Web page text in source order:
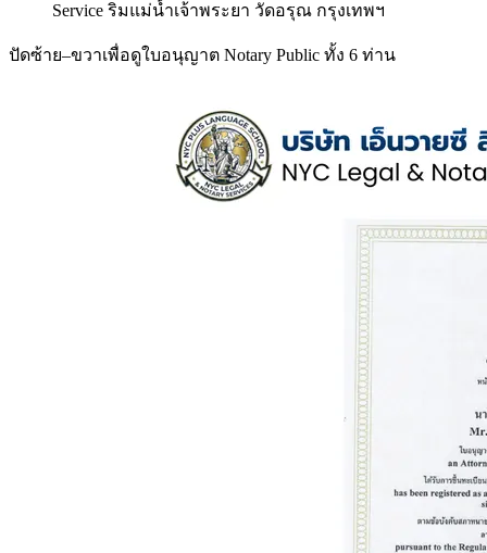
Service ริมแม่น้ำเจ้าพระยา วัดอรุณ กรุงเทพฯ
ปัดซ้าย–ขวาเพื่อดูใบอนุญาต Notary Public ทั้ง 6 ท่าน